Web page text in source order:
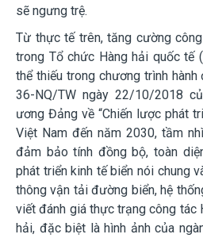
sẽ ngưng trệ.
Từ thực tế trên, tăng cường
trong Tổ chức Hàng hải quốc tế
thể thiếu trong chương trình
36-NQ/TW ngày 22/10/2018
ương Đảng về “Chiến lược phát
Việt Nam đến năm 2030, tầm
đảm bảo tính đồng bộ, toàn
phát triển kinh tế biển nói chung
thông vận tải đường biển, hệ
viết đánh giá thực trạng công tác
hải, đặc biệt là hình ảnh của